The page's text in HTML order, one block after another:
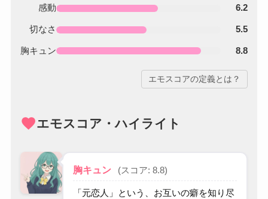
感動 6.2
切なさ 5.5
胸キュン 8.8
エモスコアの定義とは？
favoriteエモスコア・ハイライト
胸キュン (スコア: 8.8)
「元恋人」という、お互いの癖を知り尽